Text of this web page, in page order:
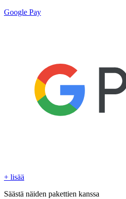
Google Pay
+ lisää
Säästä näiden pakettien kanssa